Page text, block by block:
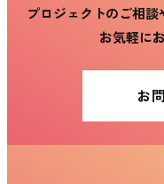
プロジェクトのご相談
お気軽に
お